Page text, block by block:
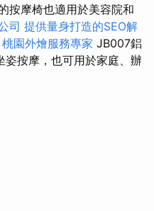
按摩椅也適用於美容院和
司 提供量身打造的SEO解
桃園外燴服務專家 JB007鋁
姿按摩，也可用於家庭、辦